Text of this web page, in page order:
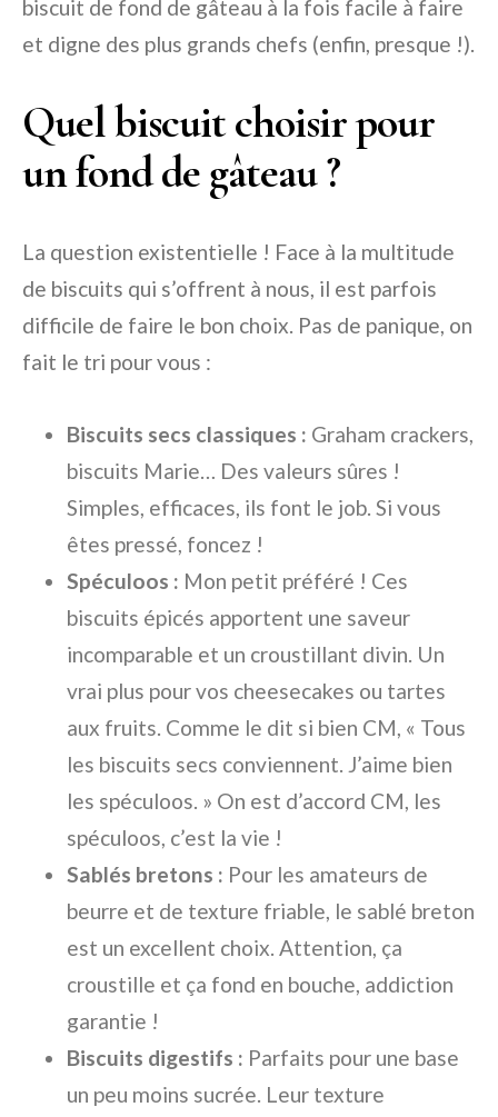
biscuit de fond de gâteau à la fois facile à faire
et digne des plus grands chefs (enfin, presque !).
Quel biscuit choisir pour
un fond de gâteau ?
La question existentielle ! Face à la multitude
de biscuits qui s’offrent à nous, il est parfois
difficile de faire le bon choix. Pas de panique, on
fait le tri pour vous :
Biscuits secs classiques : Graham crackers,
biscuits Marie… Des valeurs sûres !
Simples, efficaces, ils font le job. Si vous
êtes pressé, foncez !
Spéculoos : Mon petit préféré ! Ces
biscuits épicés apportent une saveur
incomparable et un croustillant divin. Un
vrai plus pour vos cheesecakes ou tartes
aux fruits. Comme le dit si bien CM, « Tous
les biscuits secs conviennent. J’aime bien
les spéculoos. » On est d’accord CM, les
spéculoos, c’est la vie !
Sablés bretons : Pour les amateurs de
beurre et de texture friable, le sablé breton
est un excellent choix. Attention, ça
croustille et ça fond en bouche, addiction
garantie !
Biscuits digestifs : Parfaits pour une base
un peu moins sucrée. Leur texture